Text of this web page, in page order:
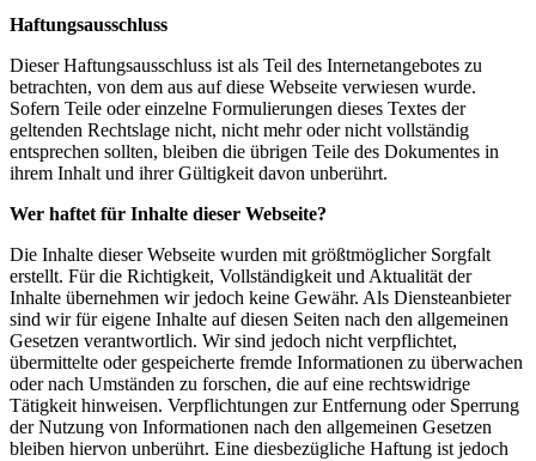
Haftungsausschluss
Dieser Haftungsausschluss ist als Teil des Internetangebotes zu
betrachten, von dem aus auf diese Webseite verwiesen wurde.
Sofern Teile oder einzelne Formulierungen dieses Textes der
geltenden Rechtslage nicht, nicht mehr oder nicht vollständig
entsprechen sollten, bleiben die übrigen Teile des Dokumentes in
ihrem Inhalt und ihrer Gültigkeit davon unberührt.
Wer haftet für Inhalte dieser Webseite?
Die Inhalte dieser Webseite wurden mit größtmöglicher Sorgfalt
erstellt. Für die Richtigkeit, Vollständigkeit und Aktualität der
Inhalte übernehmen wir jedoch keine Gewähr. Als Diensteanbieter
sind wir für eigene Inhalte auf diesen Seiten nach den allgemeinen
Gesetzen verantwortlich. Wir sind jedoch nicht verpflichtet,
übermittelte oder gespeicherte fremde Informationen zu überwachen
oder nach Umständen zu forschen, die auf eine rechtswidrige
Tätigkeit hinweisen. Verpflichtungen zur Entfernung oder Sperrung
der Nutzung von Informationen nach den allgemeinen Gesetzen
bleiben hiervon unberührt. Eine diesbezügliche Haftung ist jedoch